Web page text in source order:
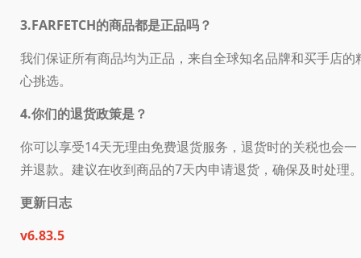
3.FARFETCH的商品都是正品吗？
我们保证所有商品均为正品，来自全球知名品牌和买手店的
心挑选。
4.你们的退货政策是？
你可以享受14天无理由免费退货服务，退货时的关税也会一
并退款。建议在收到商品的7天内申请退货，确保及时处理
更新日志
v6.83.5